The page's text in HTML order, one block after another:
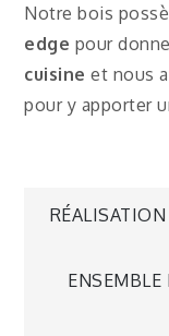
Notre bois
edge pour
cuisineet nous
pour y apporter